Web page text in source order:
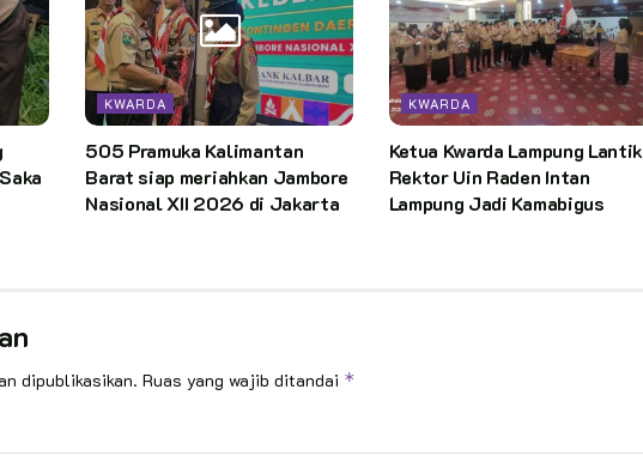
KWARDA
505 Pramuka Kalimantan
Barat siap meriahkan Jambore
Nasional XII 2026 di Jakarta
KWARDA
Ketua Kwarda Lampung Lantik
Rektor Uin Raden Intan
Lampung Jadi Kamabigus
dipublikasikan. Ruas yang wajib ditandai *